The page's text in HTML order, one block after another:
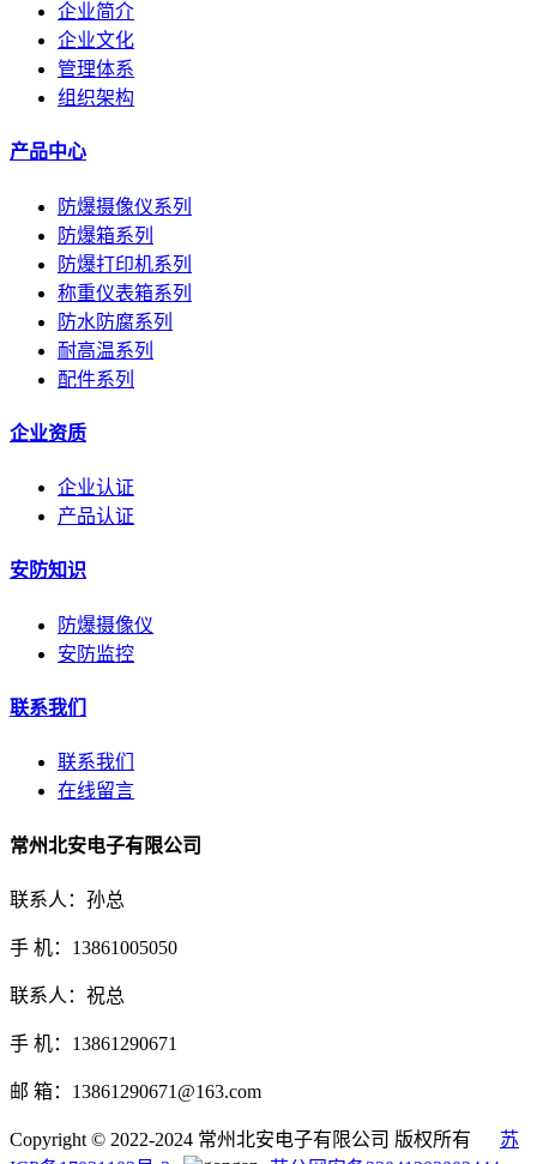
企业简介
企业文化
管理体系
组织架构
产品中心
防爆摄像仪系列
防爆箱系列
防爆打印机系列
称重仪表箱系列
防水防腐系列
耐高温系列
配件系列
企业资质
企业认证
产品认证
安防知识
防爆摄像仪
安防监控
联系我们
联系我们
在线留言
常州北安电子有限公司
联系人：孙总
手 机：13861005050
联系人：祝总
手 机：13861290671
邮 箱：13861290671@163.com
Copyright © 2022-2024 常州北安电子有限公司 版权所有 苏